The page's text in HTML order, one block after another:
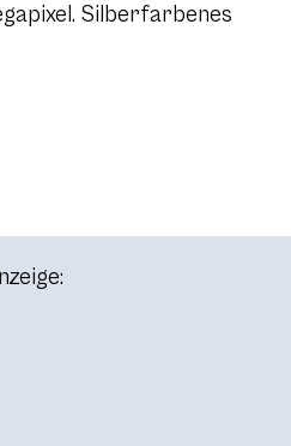
Silberfarbenes